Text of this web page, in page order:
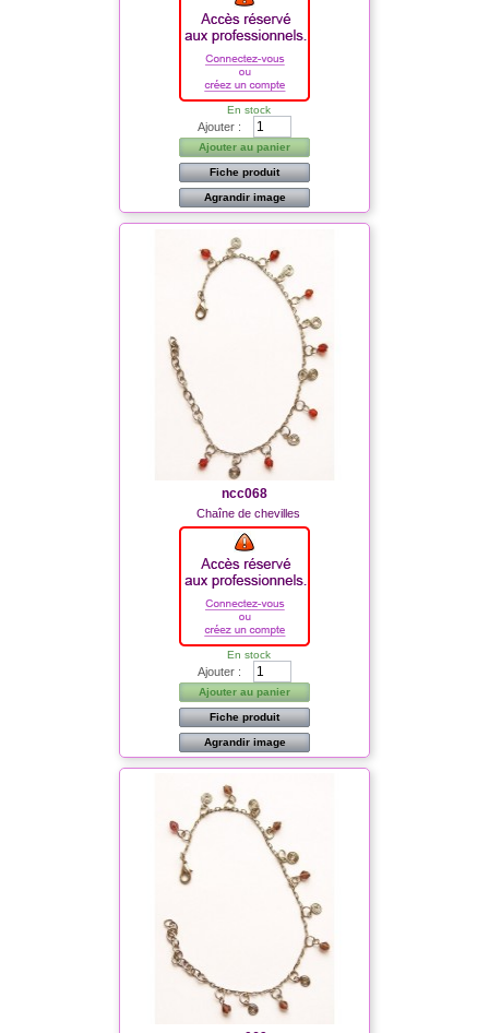
En stock
Ajouter :
Ajouter au panier
Fiche produit
Agrandir image
ncc068
Chaîne de chevilles
En stock
Ajouter :
Ajouter au panier
Fiche produit
Agrandir image